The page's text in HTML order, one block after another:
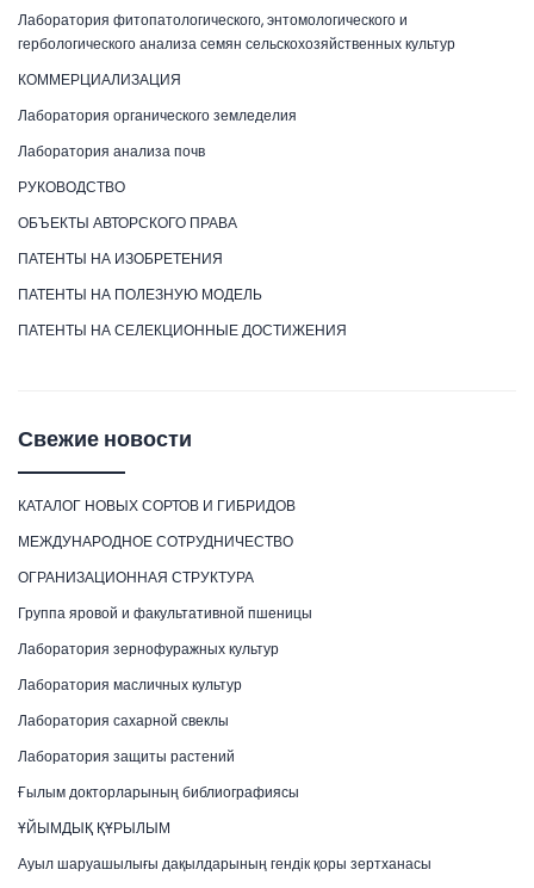
Лаборатория фитопатологического, энтомологического и
гербологического анализа семян сельскохозяйственных культур
КОММЕРЦИАЛИЗАЦИЯ
Лаборатория органического земледелия
Лаборатория анализа почв
РУКОВОДСТВО
ОБЪЕКТЫ АВТОРСКОГО ПРАВА
ПАТЕНТЫ НА ИЗОБРЕТЕНИЯ
ПАТЕНТЫ НА ПОЛЕЗНУЮ МОДЕЛЬ
ПАТЕНТЫ НА СЕЛЕКЦИОННЫЕ ДОСТИЖЕНИЯ
Свежие новости
КАТАЛОГ НОВЫХ СОРТОВ И ГИБРИДОВ
МЕЖДУНАРОДНОЕ СОТРУДНИЧЕСТВО
ОГРАНИЗАЦИОННАЯ СТРУКТУРА
Группа яровой и факультативной пшеницы
Лаборатория зернофуражных культур
Лаборатория масличных культур
Лаборатория сахарной свеклы
Лаборатория защиты растений
Ғылым докторларының библиографиясы
ҰЙЫМДЫҚ ҚҰРЫЛЫМ
Ауыл шаруашылығы дақылдарының гендік қоры зертханасы